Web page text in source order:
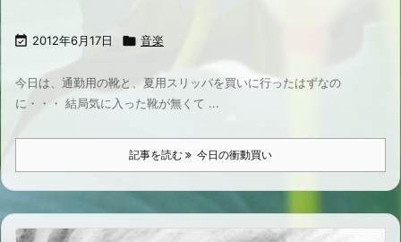
 2012年6月17日  音楽
今日は、通勤用の靴と、夏用スリッパを買いに行ったはずなの
に・・・ 結局気に入った靴が無くて ...
記事を読む 今日の衝動買い